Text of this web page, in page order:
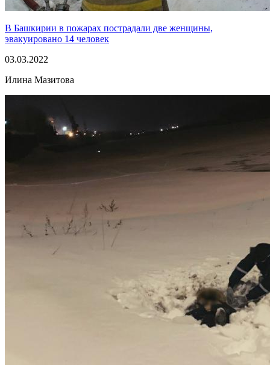
В Башкирии в пожарах пострадали две женщины,
эвакуировано 14 человек
03.03.2022
Илина Мазитова